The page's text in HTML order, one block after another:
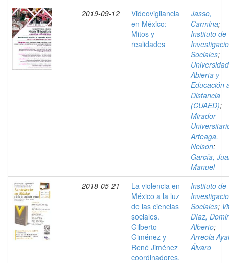
2019-09-12
Videovigilancia
en México:
Mitos y
realidades
Jasso,
Carmina;
Instituto de
Sociales;
Universidad
Abierta y
Educación
Distancia
(CUAED);
Mirador
Arteaga,
Nelson;
García,
Manuel
2018-05-21
La violencia en
México a la luz
de las ciencias
sociales.
Gilberto
Giménez y
René Jiménez
coordinadores.
Instituto de
Sociales;
Díaz,
Alberto;
Arreola
Álvaro